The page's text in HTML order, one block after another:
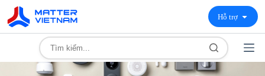
Hỗ trợ